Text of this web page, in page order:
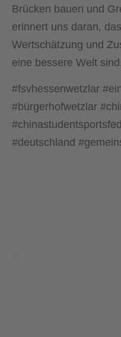
Brücken bauen und
erinnert uns daran,
Wertschätzung und
eine bessere Welt sind.
#fsvhessenwetzlar
#bürgerhofwetzlar
#deutschland